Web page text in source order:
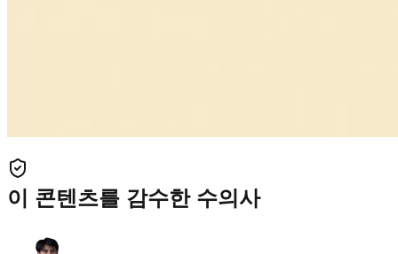
이 콘텐츠를 감수한 수의사